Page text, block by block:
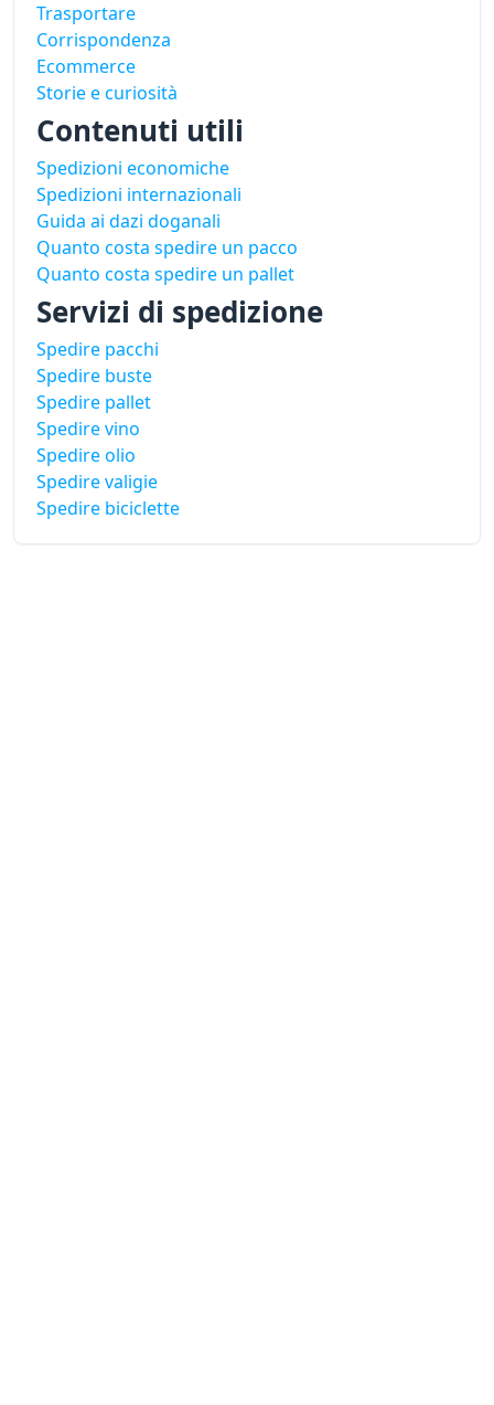
Trasportare
Corrispondenza
Ecommerce
Storie e curiosità
Contenuti utili
Spedizioni economiche
Spedizioni internazionali
Guida ai dazi doganali
Quanto costa spedire un pacco
Quanto costa spedire un pallet
Servizi di spedizione
Spedire pacchi
Spedire buste
Spedire pallet
Spedire vino
Spedire olio
Spedire valigie
Spedire biciclette